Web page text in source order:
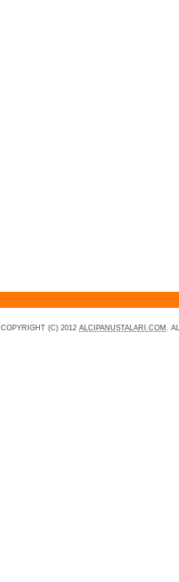
COPYRIGHT (C) 2012 ALCIPANUSTALARI.COM .